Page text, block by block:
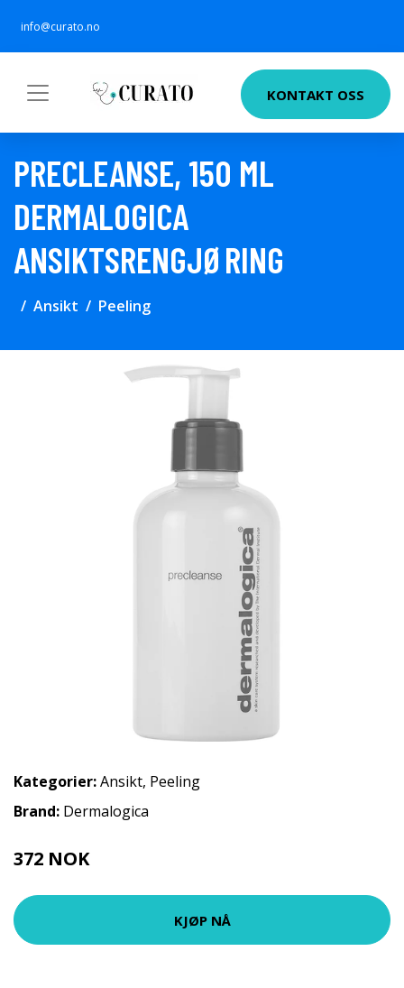
info@curato.no
KONTAKT OSS
PRECLEANSE, 150 ML
DERMALOGICA
ANSIKTSRENGJØRING
Ansikt Peeling
Kategorier:Ansikt, Peeling
Brand: Dermalogica
372 NOK
KJØP NÅ